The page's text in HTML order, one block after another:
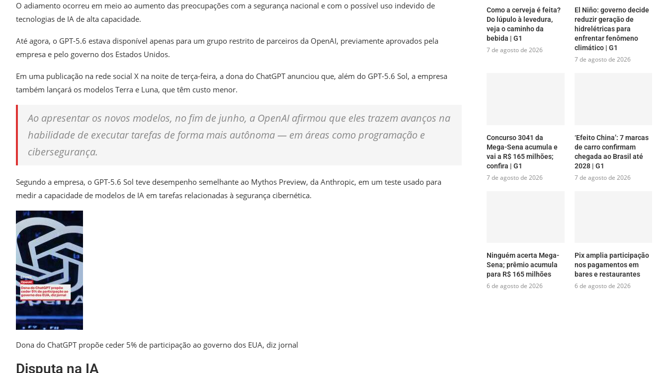
O adiamento ocorreu em meio ao aumento das preocupações com a segurança nacional e com o possível uso indevido de
tecnologias de IA de alta capacidade.
Até agora, o GPT-5.6 estava disponível apenas para um grupo restrito de parceiros da OpenAI, previamente aprovados pela
empresa e pelo governo dos Estados Unidos.
Em uma publicação na rede social X na noite de terça-feira, a dona do ChatGPT anunciou que, além do GPT-5.6 Sol, a empresa
também lançará os modelos Terra e Luna, que têm custo menor.
Ao apresentar os novos modelos, no fim de junho, a OpenAI afirmou que eles trazem avanços na
habilidade de executar tarefas de forma mais autônoma — em áreas como programação e
cibersegurança.
Segundo a empresa, o GPT-5.6 Sol teve desempenho semelhante ao Mythos Preview, da Anthropic, em um teste usado para
medir a capacidade de modelos de IA em tarefas relacionadas à segurança cibernética.
Dona do ChatGPT propõe ceder 5% de participação ao governo dos EUA, diz jornal
Disputa na IA
Como a cerveja é feita?
Do lúpulo à levedura,
veja o caminho da
bebida | G1
7 de agosto de 2026
El Niño: governo decide
reduzir geração de
hidrelétricas para
enfrentar fenômeno
climático | G1
7 de agosto de 2026
Concurso 3041 da
Mega-Sena acumula e
vai a R$ 165 milhões;
confira | G1
7 de agosto de 2026
‘Efeito China’: 7 marcas
de carro confirmam
chegada ao Brasil até
2028 | G1
7 de agosto de 2026
Ninguém acerta Mega-
Sena; prêmio acumula
para R$ 165 milhões
6 de agosto de 2026
Pix amplia participação
nos pagamentos em
bares e restaurantes
6 de agosto de 2026